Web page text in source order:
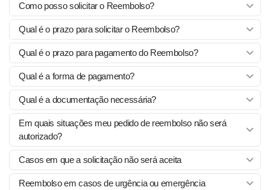
Como posso solicitar o Reembolso?
Qual é o prazo para solicitar o Reembolso?
Qual é o prazo para pagamento do Reembolso?
Qual é a forma de pagamento?
Qual é a documentação necessária?
Em quais situações meu pedido de reembolso não será
autorizado?
Casos em que a solicitação não será aceita
Reembolso em casos de urgência ou emergência